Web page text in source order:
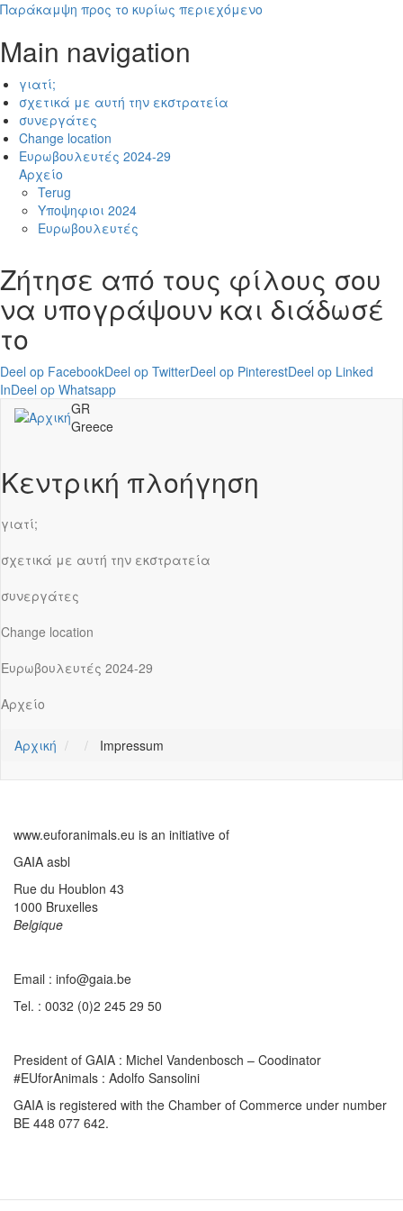
Παράκαμψη προς το κυρίως περιεχόμενο
Main navigation
γιατί;
σχετικά με αυτή την εκστρατεία
συνεργάτες
Change location
Ευρωβουλευτές 2024-29
Αρχείο
Terug
Υποψηφιοι 2024
Ευρωβουλευτές
Ζήτησε από τους φίλους σου
να υπογράψουν και διάδωσέ
το
Deel op FacebookDeel op TwitterDeel op PinterestDeel op Linked
InDeel op Whatsapp
GR
Greece
Κεντρική πλοήγηση
γιατί;
σχετικά με αυτή την εκστρατεία
συνεργάτες
Change location
Ευρωβουλευτές 2024-29
Αρχείο
Αρχική Impressum
www.euforanimals.eu is an initiative of
GAIA asbl
Rue du Houblon 43
1000 Bruxelles
Belgique
Email : info@gaia.be
Tel. : 0032 (0)2 245 29 50
President of GAIA : Michel Vandenbosch – Coodinator
#EUforAnimals : Adolfo Sansolini
GAIA is registered with the Chamber of Commerce under number
BE 448 077 642.